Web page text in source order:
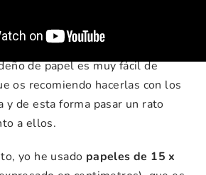
de papel es muy fácil de
os recomiendo hacerlas con los
y de esta forma pasar un rato
a ellos.
yo he usado papeles de 15 x